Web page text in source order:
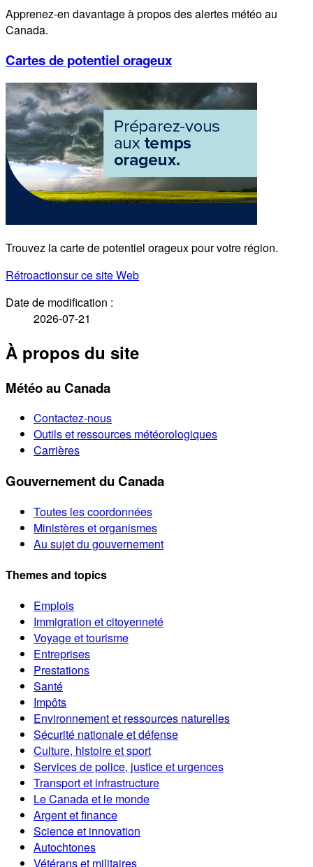
Apprenez-en davantage à propos des alertes météo au
Canada.
Cartes de potentiel orageux
Trouvez la carte de potentiel orageux pour votre région.
Rétroactionsur ce site Web
Date de modification :
2026-07-21
À propos du site
Météo au Canada
Contactez-nous
Outils et ressources météorologiques
Carrières
Gouvernement du Canada
Toutes les coordonnées
Ministères et organismes
Au sujet du gouvernement
Themes and topics
Emplois
Immigration et citoyenneté
Voyage et tourisme
Entreprises
Prestations
Santé
Impôts
Environnement et ressources naturelles
Sécurité nationale et défense
Culture, histoire et sport
Services de police, justice et urgences
Transport et infrastructure
Le Canada et le monde
Argent et finance
Science et innovation
Autochtones
Vétérans et militaires